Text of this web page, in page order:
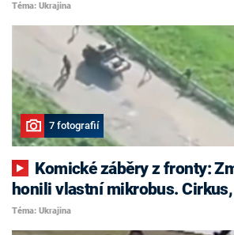
Téma: Ukrajina
7 fotografií
honili vlastní mikrobus.
Téma: Ukrajina